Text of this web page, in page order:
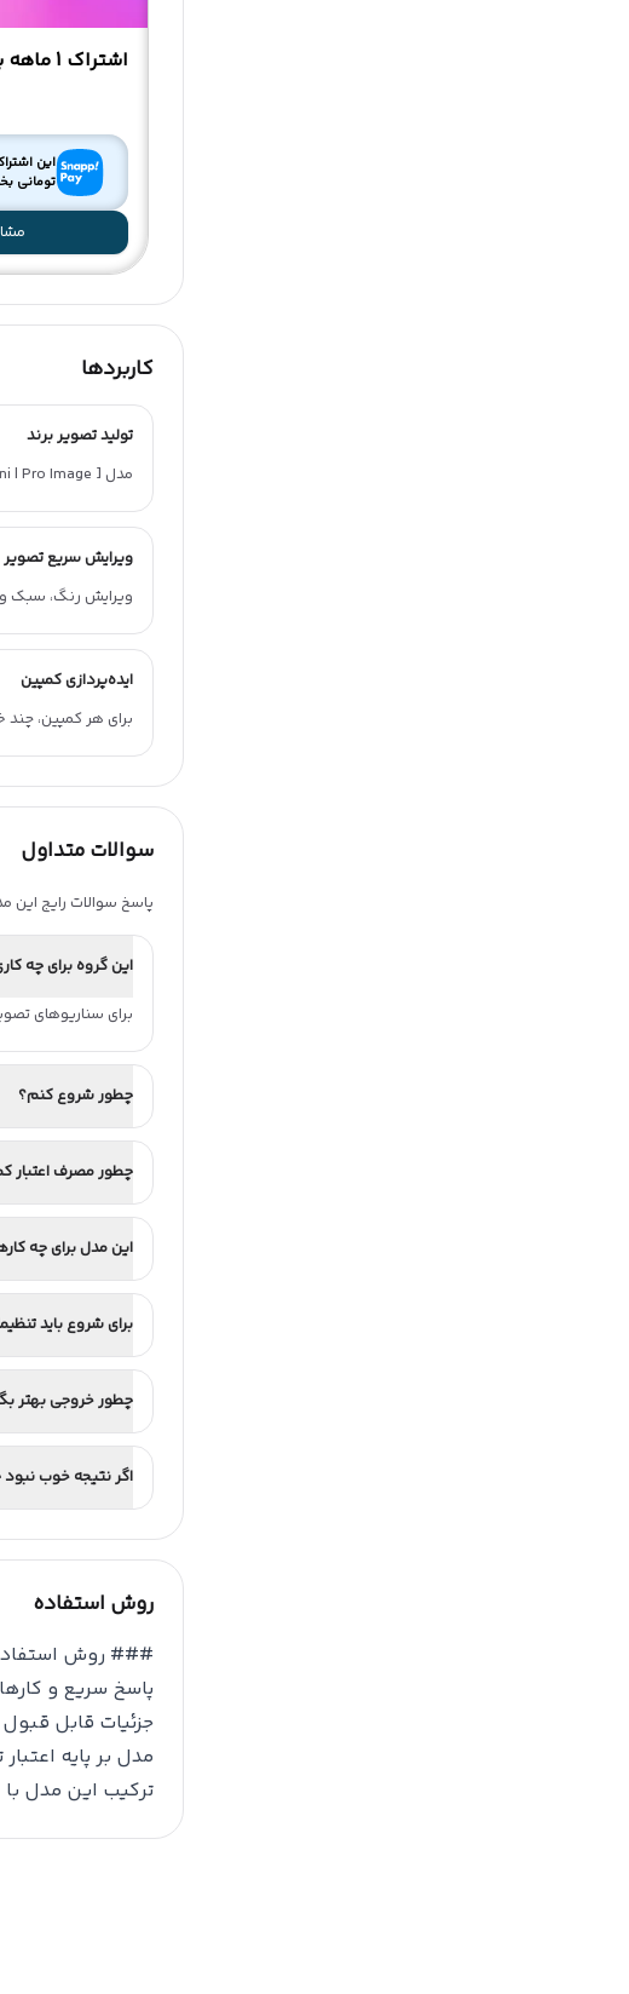
اشتراک 1 ماهه پرو
این اشتراک
تومانی
کاربردها
تولید تصویر برند
مدل Nano Banana Pro [ Gemini l Pro Image ] 🍌 برای تولید تصویر برند، بنر تبلیغاتی و تصویر صفحه محصول گزینه مناسبی است.
ویرایش سریع تصویر
ویرایش رنگ، سبک و
ایده‌پردازی کمپین
برای هر کمپین،
سوالات متداول
پاسخ سوالات رایج
این گروه برای چه
برای سناریوهای تصویری، از
چطور شروع کنم؟
چطور مصرف اعتبار
این مدل برای چه
برای شروع باید
چطور خروجی بهتر
اگر نتیجه خوب
روش استفاده
پاسخ سریع و
جزئیات قابل
مدل بر پایه
ترکیب این مدل با